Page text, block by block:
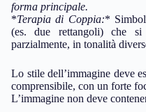
forma principale.
*Terapia di Coppia:*
(es. due rettangoli) che si
parzialmente, in tonalità
Lo stile dell’immagine deve
comprensibile, con un forte
L’immagine non deve